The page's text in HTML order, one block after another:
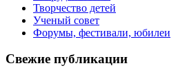
Творчество детей
Ученый совет
Форумы, фестивали, юбилеи
Свежие публикации